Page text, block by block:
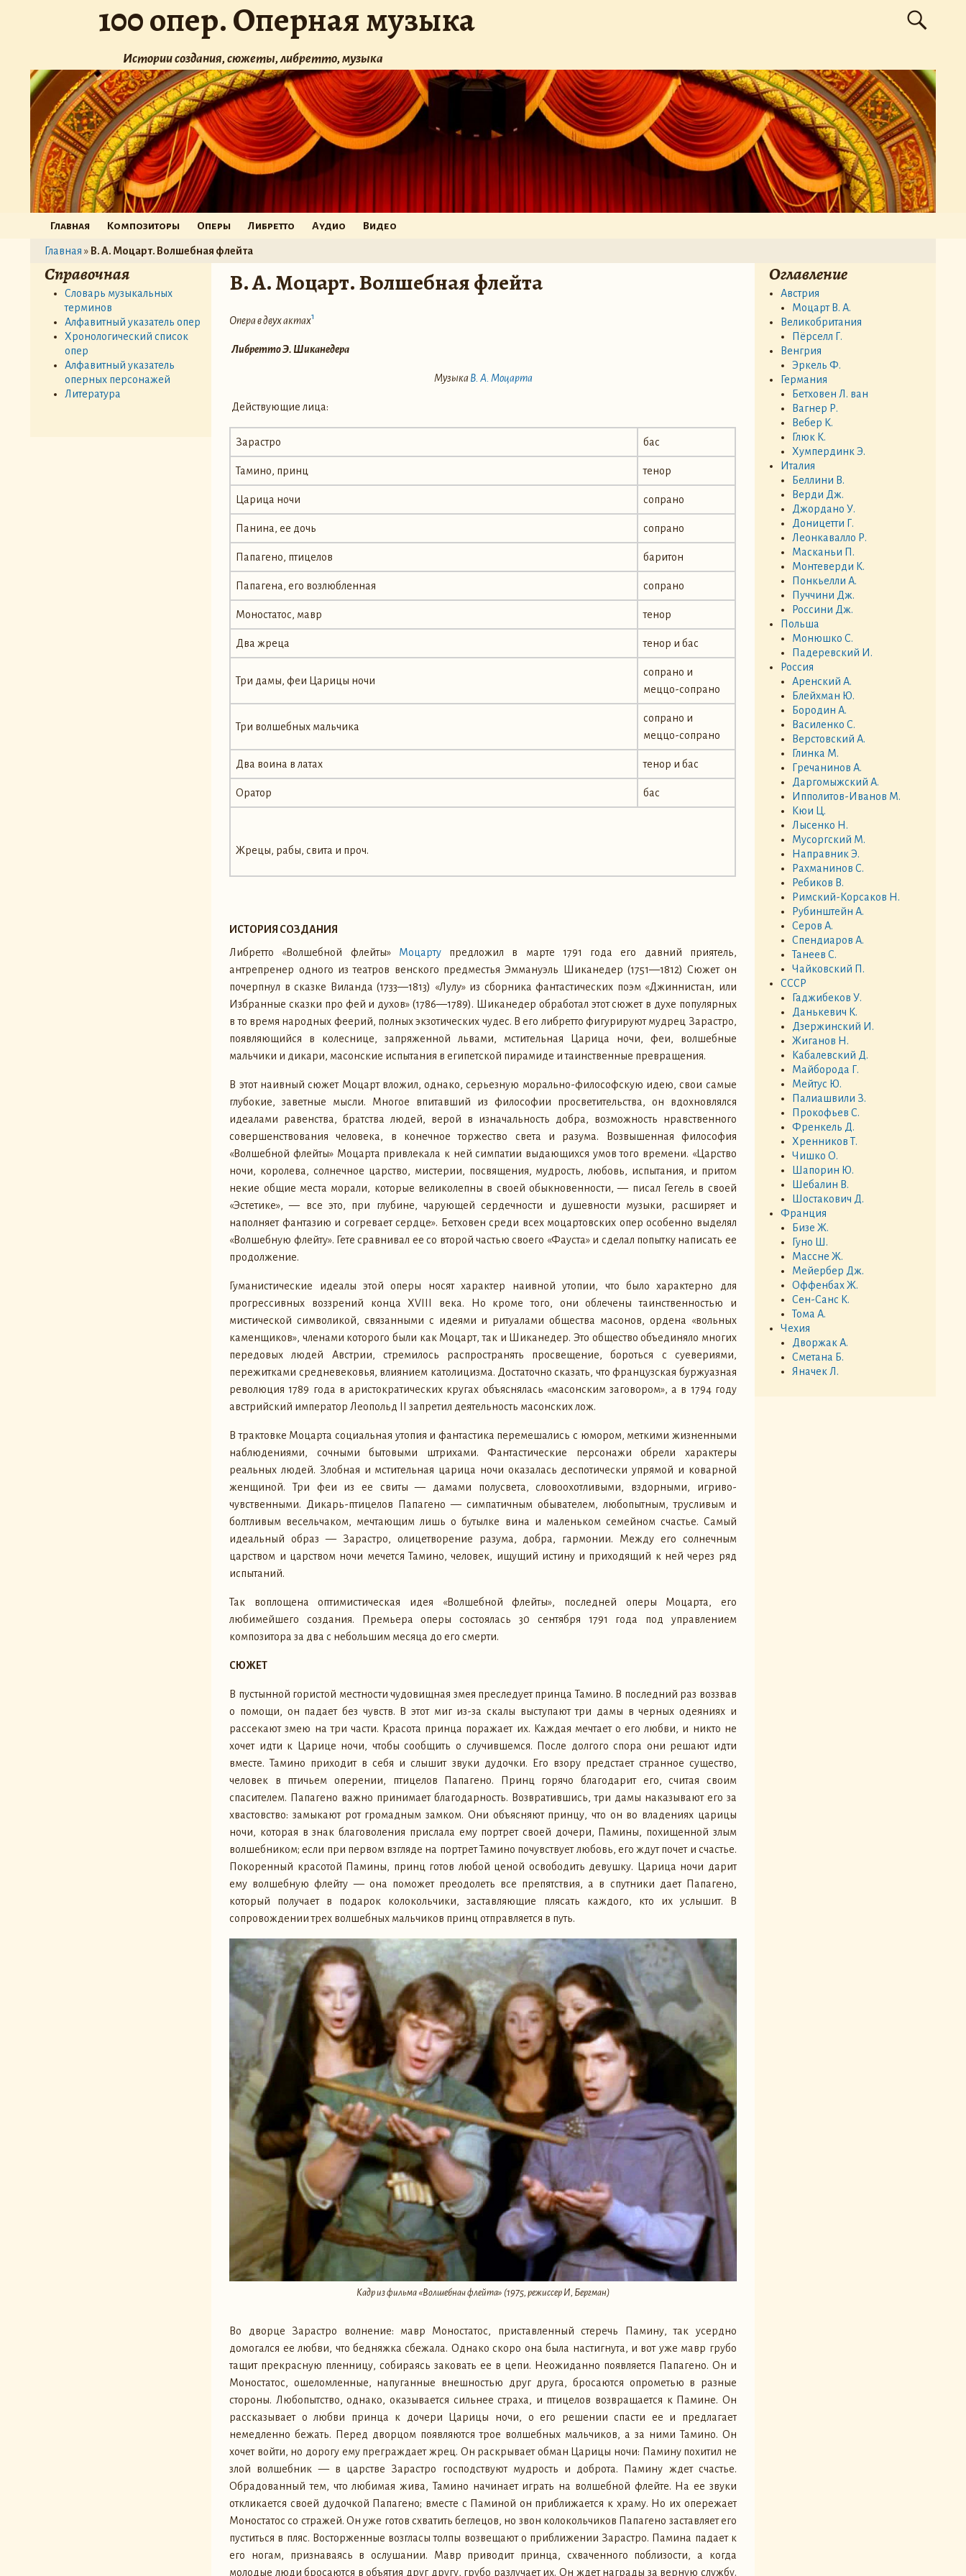
100 опер. Оперная музыка
Истории создания, сюжеты, либретто, музыка
Главная Композиторы Оперы Либретто Аудио Видео
Главная » В. А. Моцарт. Волшебная флейта
В. А. Моцарт. Волшебная флейта
Опера в двух актах1
Либретто Э. Шиканедера
МузыкаВ. А. Моцарта
Действующие лица:
Зарастро бас
Тамино, принц тенор
Царица ночи сопрано
Панина, ее дочь сопрано
Папагено, птицелов баритон
Папагена, его возлюбленная сопрано
Моностатос, мавр тенор
Два жреца тенор и бас
Три дамы, феи Царицы ночи
сопрано и
меццо-сопрано
Три волшебных мальчика
сопрано и
меццо-сопрано
Два воина в латах тенор и бас
Оратор бас
Жрецы, рабы, свита и проч.
ИСТОРИЯ СОЗДАНИЯ
Либретто «Волшебной флейты» Моцартупредложил в марте 1791 года его давний приятель,
антрепренер одного из театров венского предместья Эммануэль Шиканедер (1751—1812) Сюжет он
почерпнул в сказке Виланда (1733—1813) «Лулу» из сборника фантастических поэм «Джиннистан, или
Избранные сказки про фей и духов» (1786—1789). Шиканедер обработал этот сюжет в духе популярных
в то время народных феерий, полных экзотических чудес. В его либретто фигурируют мудрец Зарастро,
появляющийся в колеснице, запряженной львами, мстительная Царица ночи, феи, волшебные
мальчики и дикари, масонские испытания в египетской пирамиде и таинственные превращения.
В этот наивный сюжет Моцарт вложил, однако, серьезную морально-философскую идею, свои самые
глубокие, заветные мысли. Многое впитавший из философии просветительства, он вдохновлялся
идеалами равенства, братства людей, верой в изначальность добра, возможность нравственного
совершенствования человека, в конечное торжество света и разума. Возвышенная философия
«Волшебной флейты» Моцарта привлекала к ней симпатии выдающихся умов того времени. «Царство
ночи, королева, солнечное царство, мистерии, посвящения, мудрость, любовь, испытания, и притом
некие общие места морали, которые великолепны в своей обыкновенности, — писал Гегель в своей
«Эстетике», — все это, при глубине, чарующей сердечности и душевности музыки, расширяет и
наполняет фантазию и согревает сердце». Бетховен среди всех моцартовских опер особенно выделял
«Волшебную флейту». Гете сравнивал ее со второй частью своего «Фауста» и сделал попытку написать ее
продолжение.
Гуманистические идеалы этой оперы носят характер наивной утопии, что было характерно для
прогрессивных воззрений конца XVIII века. Но кроме того, они облечены таинственностью и
мистической символикой, связанными с идеями и ритуалами общества масонов, ордена «вольных
каменщиков», членами которого были как Моцарт, так и Шиканедер. Это общество объединяло многих
передовых людей Австрии, стремилось распространять просвещение, бороться с суевериями,
пережитками средневековья, влиянием католицизма. Достаточно сказать, что французская буржуазная
революция 1789 года в аристократических кругах объяснялась «масонским заговором», а в 1794 году
австрийский император Леопольд II запретил деятельность масонских лож.
В трактовке Моцарта социальная утопия и фантастика перемешались с юмором, меткими жизненными
наблюдениями, сочными бытовыми штрихами. Фантастические персонажи обрели характеры
реальных людей. Злобная и мстительная царица ночи оказалась деспотически упрямой и коварной
женщиной. Три феи из ее свиты — дамами полусвета, словоохотливыми, вздорными, игриво-
чувственными. Дикарь-птицелов Папагено — симпатичным обывателем, любопытным, трусливым и
болтливым весельчаком, мечтающим лишь о бутылке вина и маленьком семейном счастье. Самый
идеальный образ — Зарастро, олицетворение разума, добра, гармонии. Между его солнечным
царством и царством ночи мечется Тамино, человек, ищущий истину и приходящий к ней через ряд
испытаний.
Так воплощена оптимистическая идея «Волшебной флейты», последней оперы Моцарта, его
любимейшего создания. Премьера оперы состоялась 30 сентября 1791 года под управлением
композитора за два с небольшим месяца до его смерти.
СЮЖЕТ
В пустынной гористой местности чудовищная змея преследует принца Тамино. В последний раз воззвав
о помощи, он падает без чувств. В этот миг из-за скалы выступают три дамы в черных одеяниях и
рассекают змею на три части. Красота принца поражает их. Каждая мечтает о его любви, и никто не
хочет идти к Царице ночи, чтобы сообщить о случившемся. После долгого спора они решают идти
вместе. Тамино приходит в себя и слышит звуки дудочки. Его взору предстает странное существо,
человек в птичьем оперении, птицелов Папагено. Принц горячо благодарит его, считая своим
спасителем. Папагено важно принимает благодарность. Возвратившись, три дамы наказывают его за
хвастовство: замыкают рот громадным замком. Они объясняют принцу, что он во владениях царицы
ночи, которая в знак благоволения прислала ему портрет своей дочери, Памины, похищенной злым
волшебником; если при первом взгляде на портрет Тамино почувствует любовь, его ждут почет и счастье.
Покоренный красотой Памины, принц готов любой ценой освободить девушку. Царица ночи дарит
ему волшебную флейту — она поможет преодолеть все препятствия, а в спутники дает Папагено,
который получает в подарок колокольчики, заставляющие плясать каждого, кто их услышит. В
сопровождении трех волшебных мальчиков принц отправляется в путь.
Кадр из фильма «Волшебная флейта» (1975, режиссер И, Бергман)
Во дворце Зарастро волнение: мавр Моностатос, приставленный стеречь Памину, так усердно
домогался ее любви, что бедняжка сбежала. Однако скоро она была настигнута, и вот уже мавр грубо
тащит прекрасную пленницу, собираясь заковать ее в цепи. Неожиданно появляется Папагено. Он и
Моностатос, ошеломленные, напуганные внешностью друг друга, бросаются опрометью в разные
стороны. Любопытство, однако, оказывается сильнее страха, и птицелов возвращается к Памине. Он
рассказывает о любви принца к дочери Царицы ночи, о его решении спасти ее и предлагает
немедленно бежать. Перед дворцом появляются трое волшебных мальчиков, а за ними Тамино. Он
хочет войти, но дорогу ему преграждает жрец. Он раскрывает обман Царицы ночи: Памину похитил не
злой волшебник — в царстве Зарастро господствуют мудрость и доброта. Памину ждет счастье.
Обрадованный тем, что любимая жива, Тамино начинает играть на волшебной флейте. На ее звуки
откликается своей дудочкой Папагено; вместе с Паминой он приближается к храму. Но их опережает
Моностатос со стражей. Он уже готов схватить беглецов, но звон колокольчиков Папагено заставляет его
пуститься в пляс. Восторженные возгласы толпы возвещают о приближении Зарастро. Памина падает к
его ногам, признаваясь в ослушании. Мавр приводит принца, схваченного поблизости, а когда
молодые люди бросаются в объятия друг другу, грубо разлучает их. Он ждет награды за верную службу.
Справочная
Словарь музыкальных
терминов
Алфавитный указатель опер
Хронологический список
опер
Алфавитный указатель
оперных персонажей
Литература
Оглавление
Австрия
Моцарт В. А.
Великобритания
Пёрселл Г.
Венгрия
Эркель Ф.
Германия
Бетховен Л. ван
Вагнер Р.
Вебер К.
Глюк К.
Хумпердинк Э.
Италия
Беллини В.
Верди Дж.
Джордано У.
Доницетти Г.
Леонкавалло Р.
Масканьи П.
Монтеверди К.
Понкьелли А.
Пуччини Дж.
Россини Дж.
Польша
Монюшко С.
Падеревский И.
Россия
Аренский А.
Блейхман Ю.
Бородин А.
Василенко С.
Верстовский А.
Глинка М.
Гречанинов А.
Даргомыжский А.
Ипполитов-Иванов М.
Кюи Ц.
Лысенко Н.
Мусоргский М.
Направник Э.
Рахманинов С.
Ребиков В.
Римский-Корсаков Н.
Рубинштейн А.
Серов А.
Спендиаров А.
Танеев С.
Чайковский П.
СССР
Гаджибеков У.
Данькевич К.
Дзержинский И.
Жиганов Н.
Кабалевский Д.
Майборода Г.
Мейтус Ю.
Палиашвили З.
Прокофьев С.
Френкель Д.
Хренников Т.
Чишко О.
Шапорин Ю.
Шебалин В.
Шостакович Д.
Франция
Бизе Ж.
Гуно Ш.
Массне Ж.
Мейербер Дж.
Оффенбах Ж.
Сен-Санс К.
Тома А.
Чехия
Дворжак А.
Сметана Б.
Яначек Л.